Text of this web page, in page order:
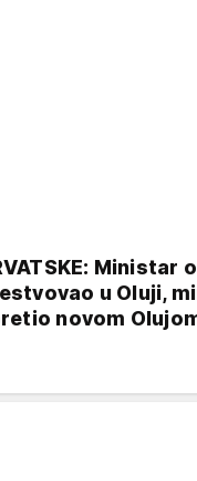
Ministar
u Oluji,
novom